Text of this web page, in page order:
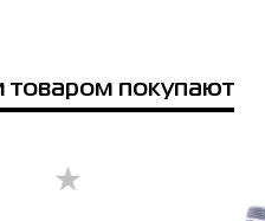
товаром покупают